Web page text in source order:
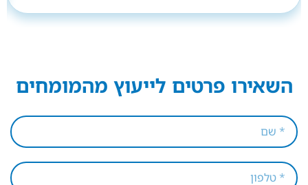
השאירו פרטים לייעוץ מהמומחים